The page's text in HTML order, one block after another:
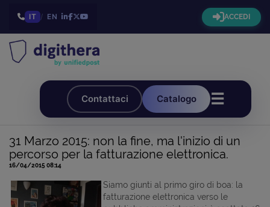
IT / EN ACCEDI
Contattaci Catalogo ☰
31 Marzo 2015: non la fine, ma l'inizio di un
percorso per la fatturazione elettronica.
16/04/2015 08:14
Siamo giunti al primo giro di boa: la
fatturazione elettronica verso le